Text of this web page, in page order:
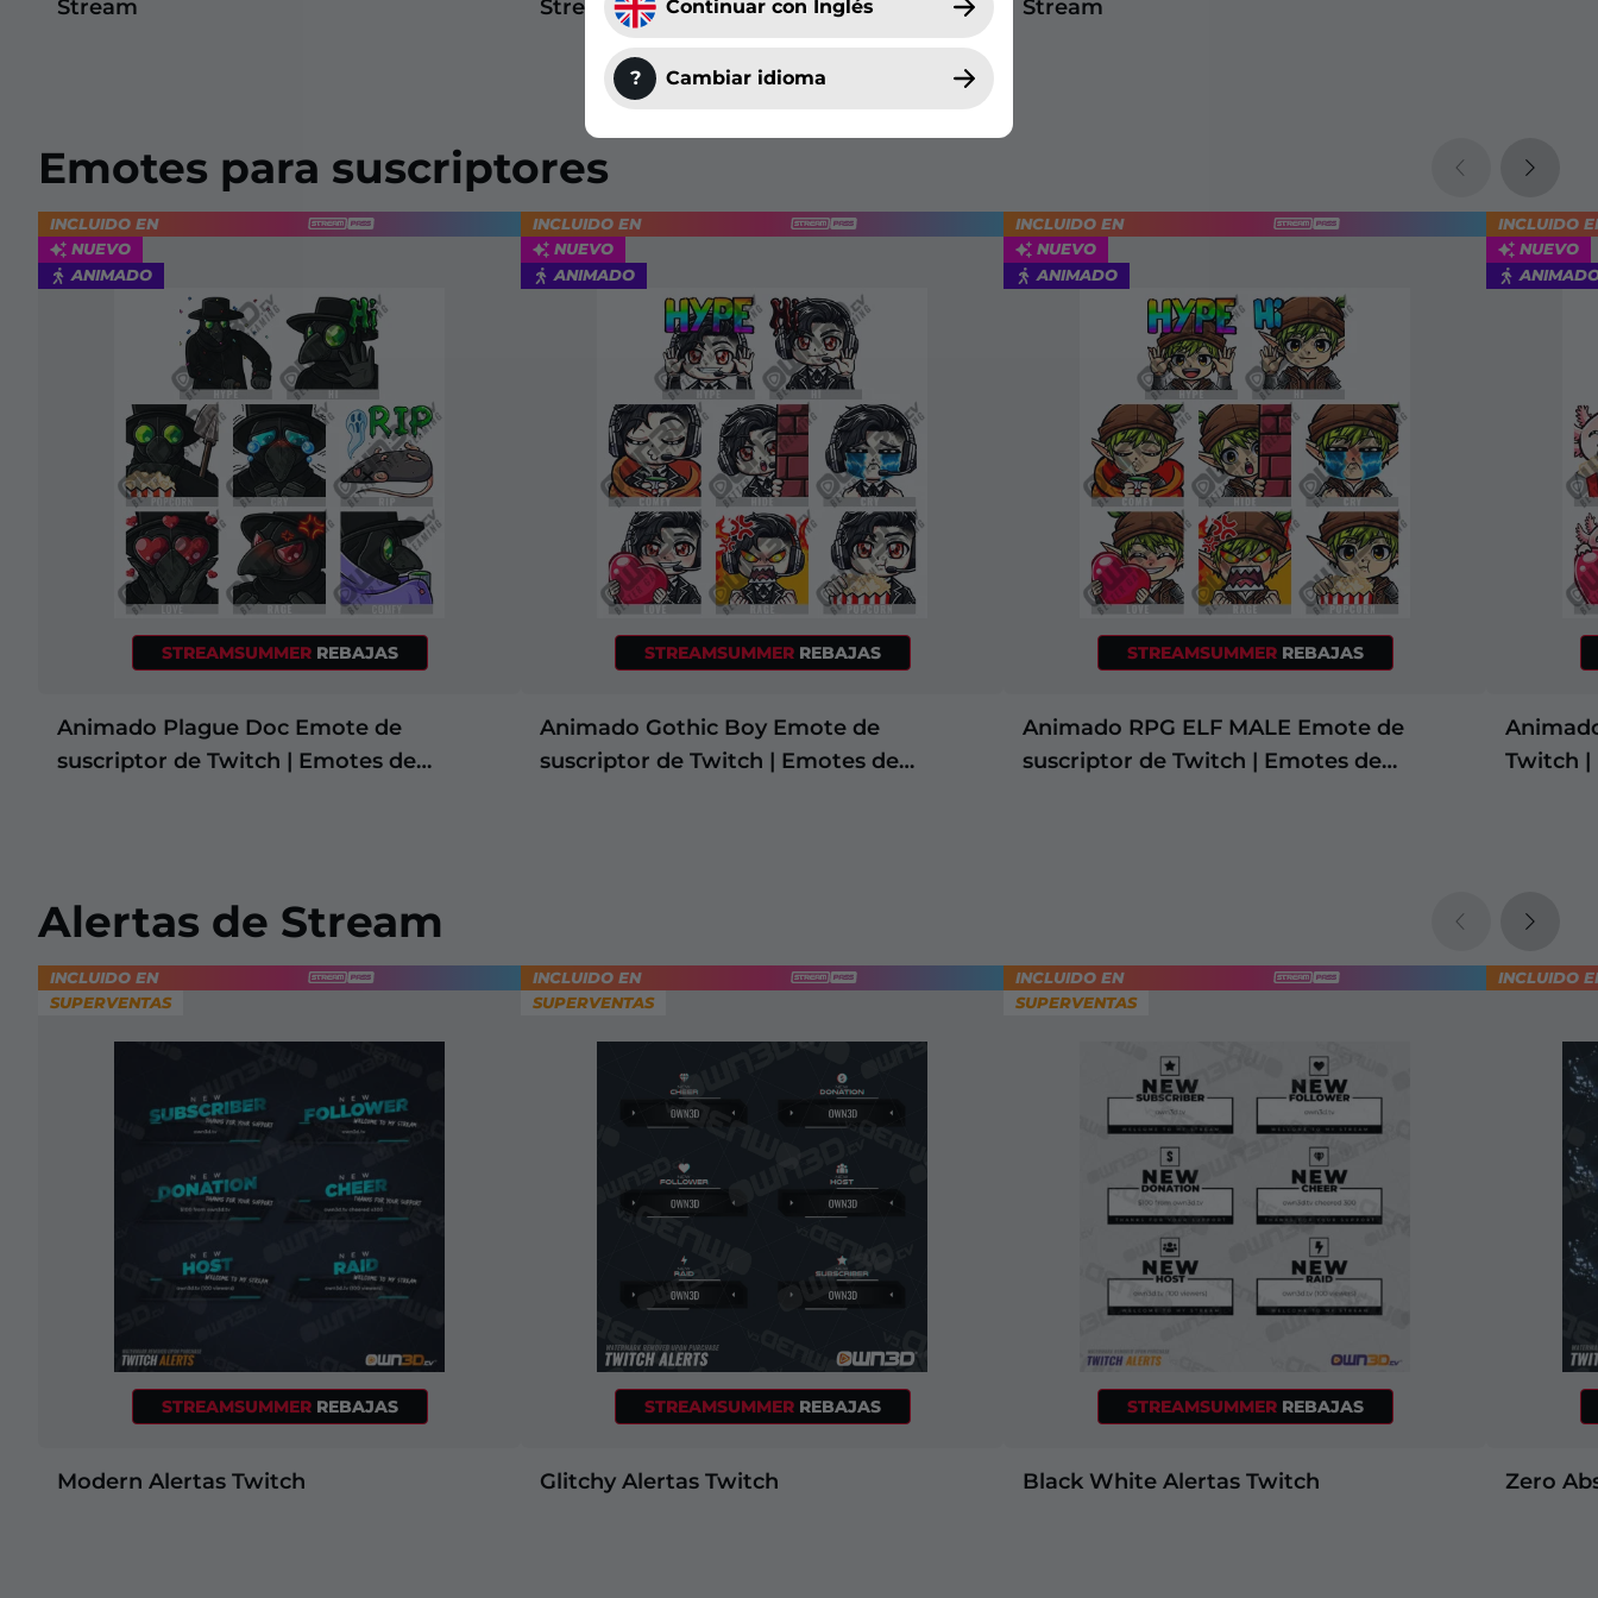
Continuar con Inglés
? Cambiar idioma
Stream
Stream
Stream
Emotes para suscriptores
STREAMSUMMER REBAJAS
INCLUIDO EN
NUEVO
ANIMADO
Animado Plague Doc Emote de
suscriptor de Twitch | Emotes de
STREAMSUMMER REBAJAS
INCLUIDO EN
NUEVO
ANIMADO
Animado Gothic Boy Emote de
suscriptor de Twitch | Emotes de
STREAMSUMMER REBAJAS
INCLUIDO EN
NUEVO
ANIMADO
Animado RPG ELF MALE Emote de
suscriptor de Twitch | Emotes de
INCLUIDO
NUEVO
Twitch |
Alertas de Stream
STREAMSUMMER REBAJAS
INCLUIDO EN
SUPERVENTAS
+2
Modern Alertas Twitch
STREAMSUMMER REBAJAS
INCLUIDO EN
SUPERVENTAS
Glitchy Alertas Twitch
STREAMSUMMER REBAJAS
INCLUIDO EN
SUPERVENTAS
+2
Black White Alertas Twitch
INCLUIDO
Zero